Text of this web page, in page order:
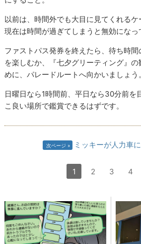
以前は、時間外でも大目に見てくれるケ
現在は時間が過ぎてしまうと無効になっ
ファストパス発券を終えたら、待ち時
を楽しむか、『七夕グリーティング』
めに、パレードルートへ向かいましょう。
日曜日なら1時間前、平日なら30分前を
こ良い場所で鑑賞できるはずです。
次ページ ミッキーが人力車
1 2 3 4